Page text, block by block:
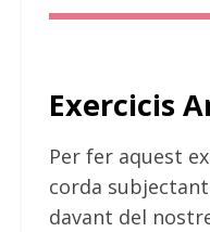
Exercicis
Per fer aquest
corda
davant del